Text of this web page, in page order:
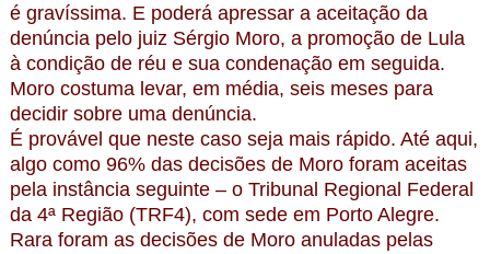
é gravíssima. E poderá apressar a aceitação da
denúncia pelo juiz Sérgio Moro, a promoção de Lula
à condição de réu e sua condenação em seguida.
Moro costuma levar, em média, seis meses para
decidir sobre uma denúncia.
É provável que neste caso seja mais rápido. Até aqui,
algo como 96% das decisões de Moro foram aceitas
pela instância seguinte – o Tribunal Regional Federal
da 4ª Região (TRF4), com sede em Porto Alegre.
Rara foram as decisões de Moro anuladas pelas